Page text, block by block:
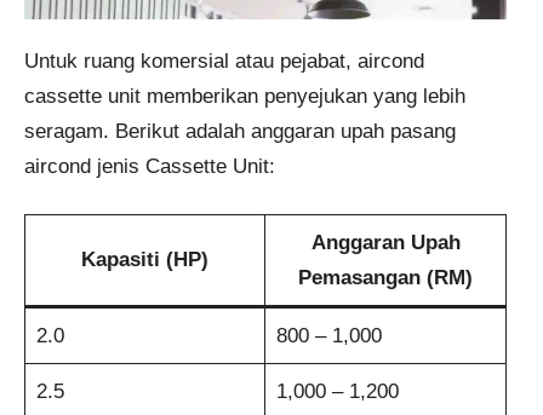
Untuk ruang komersial atau pejabat, aircond
cassette unit memberikan penyejukan yang lebih
seragam. Berikut adalah anggaran upah pasang
aircond jenis Cassette Unit:
Kapasiti (HP)
Anggaran Upah
Pemasangan (RM)
2.0 800 – 1,000
2.5 1,000 – 1,200